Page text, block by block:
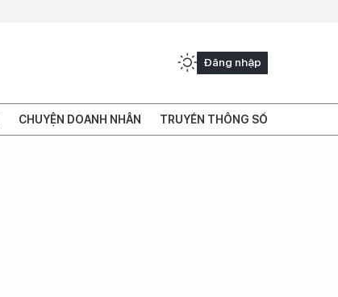
Đăng nhập
CHUYỆN DOANH NHÂN TRUYỀN THÔNG SỐ